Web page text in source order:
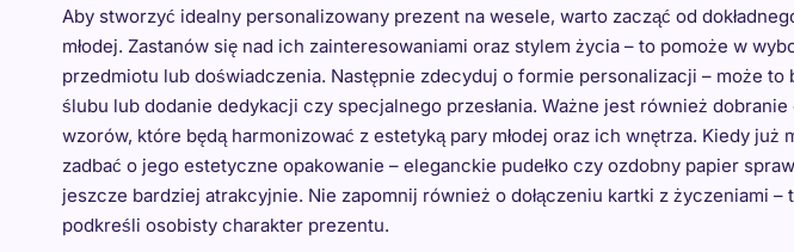
Aby stworzyć idealny personalizowany prezent na wesele, warto zacząć od
młodej. Zastanów się nad ich zainteresowaniami oraz stylem życia – to pomoże w
przedmiotu lub doświadczenia. Następnie zdecyduj o formie personalizacji – może to
ślubu lub dodanie dedykacji czy specjalnego przesłania. Ważne jest również
wzorów, które będą harmonizować z estetyką pary młodej oraz ich wnętrza. Kiedy już
zadbać o jego estetyczne opakowanie – eleganckie pudełko czy ozdobny papier
jeszcze bardziej atrakcyjnie. Nie zapomnij również o dołączeniu kartki z życzeniami
podkreśli osobisty charakter prezentu.